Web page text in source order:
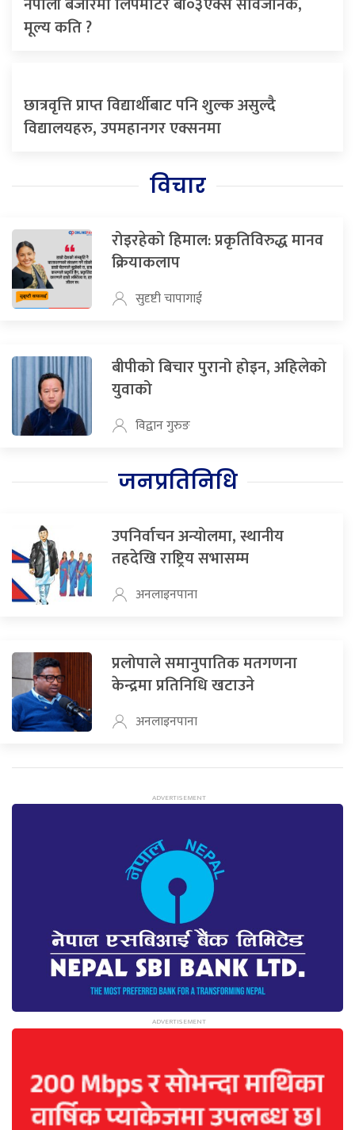
मूल्य कति ?
छात्रवृत्ति प्राप्त विद्यार्थीबाट पनि शुल्क असुल्दै
विद्यालयहरु, उपमहानगर एक्सनमा
विचार
रोइरहेको हिमाल: प्रकृतिविरुद्ध मानव
क्रियाकलाप
सुदृष्टी चापागाई
बीपीको बिचार पुरानो होइन, अहिलेको
युवाको
विद्वान गुरुङ
जनप्रतिनिधि
उपनिर्वाचन अन्योलमा, स्थानीय
तहदेखि राष्ट्रिय सभासम्म
अनलाइनपाना
प्रलोपाले समानुपातिक मतगणना
केन्द्रमा प्रतिनिधि खटाउने
अनलाइनपाना